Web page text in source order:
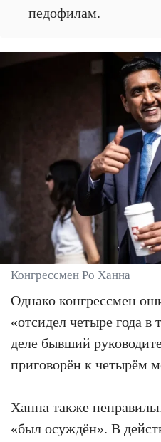
педофилам.
Конгрессмен Ро Ханна
Однако конгрессмен
«отсидел четыре года
деле бывший
приговорён к четырём
Ханна также
«был осуждён». В